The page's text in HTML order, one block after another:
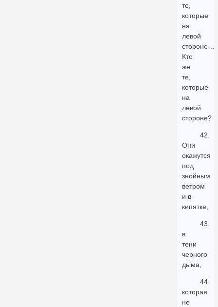
те,
которые
на
левой
стороне…
Кто
же
те,
которые
на
левой
стороне?
42.
Они
окажутся
под
знойным
ветром
и в
кипятке,
43.
в
тени
черного
дыма,
44.
которая
не